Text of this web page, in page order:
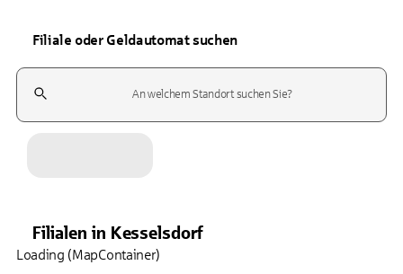
Filiale oder Geldautomat suchen
Suchfeld
Filialen in Kesselsdorf
Loading (MapContainer)